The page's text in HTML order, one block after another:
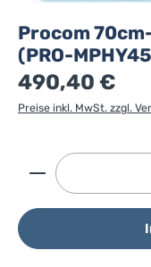
Procom
(PRO-
490,40 €
Preise inkl. MwSt. zzgl.
Produkt